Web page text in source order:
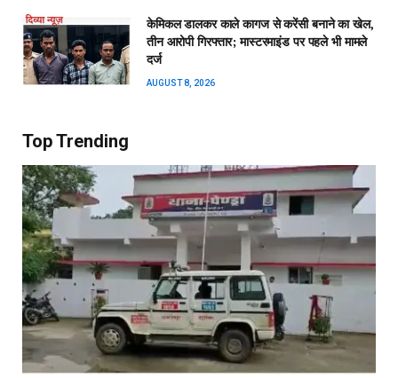
केमिकल डालकर काले कागज से करेंसी बनाने का खेल,
तीन आरोपी गिरफ्तार; मास्टरमाइंड पर पहले भी मामले
दर्ज
AUGUST 8, 2026
Top Trending